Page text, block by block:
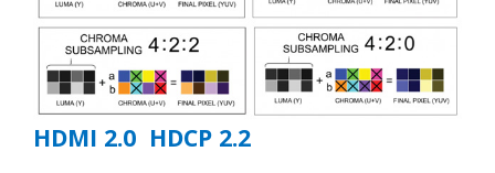
HDMI 2.0 HDCP 2.2